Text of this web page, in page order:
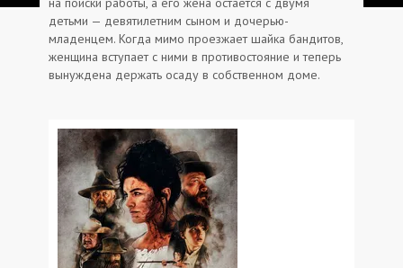
детьми — девятилетним сыном и дочерью-
младенцем. Когда мимо проезжает шайка бандитов,
женщина вступает с ними в противостояние и теперь
вынуждена держать осаду в собственном доме.